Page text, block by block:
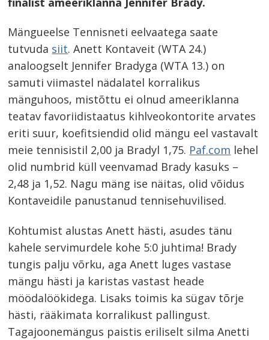
Mängueelse Tennisneti eelvaatega saate
tutvuda siit. Anett Kontaveit (WTA 24.)
analoogselt Jennifer Bradyga (WTA 13.) on
samuti viimastel nädalatel korralikus
mänguhoos, mistõttu ei olnud ameeriklanna
teatav favoriidistaatus kihlveokontorite arvates
eriti suur, koefitsiendid olid mängu eel vastavalt
meie tennisistil 2,00 ja Bradyl 1,75. Paf.com lehel
olid numbrid küll veenvamad Brady kasuks –
2,48 ja 1,52. Nagu mäng ise näitas, olid võidus
Kontaveidile panustanud tennisehuvilised.
Kohtumist alustas Anett hästi, asudes tänu
kahele servimurdele kohe 5:0 juhtima! Brady
tungis palju võrku, aga Anett luges vastase
mängu hästi ja karistas vastast heade
möödalöökidega. Lisaks toimis ka sügav tõrje
hästi, rääkimata korralikust pallingust.
Tagajoonemängus paistis eriliselt silma Anetti